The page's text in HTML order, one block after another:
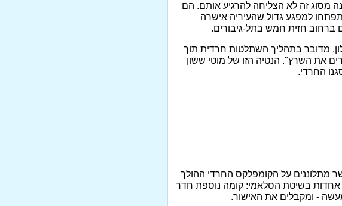
מסוג זה לא הצליחה להרגיע אותם. הם
למפגע גדול שהעיריה אישרה
חזית חמש בתל-גיבורים.
מדובר בתהליך השתלטות חרדית תוך
את השרץ". הנטיה הזו של מוטי ששון
החרדי.
מתלוננים על הקומפלקס החרדי ההולך
אחדות בשיטת הסלאמי: קומה נוספת חדר
- ומקבלים את האישור.